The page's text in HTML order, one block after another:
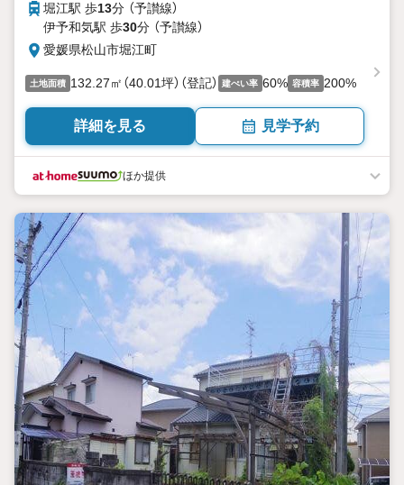
堀江駅 歩13分 （予讃線）
伊予和気駅 歩30分 （予讃線）
愛媛県松山市堀江町
土地面積 132.27㎡（40.01坪）（登記） 建ぺい率 60% 容積率 200%
詳細を見る 見学予約
ほか提供